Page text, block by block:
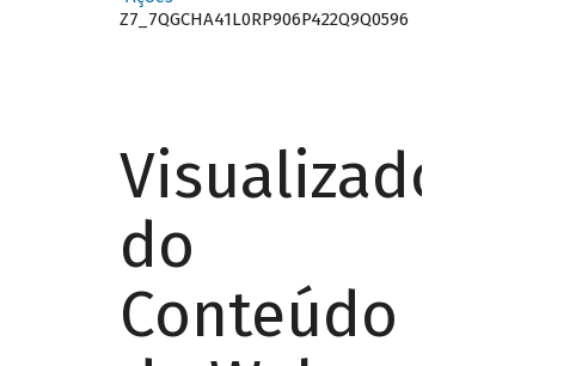
Z7_7QGCHA41L0RP906P422Q9Q0596
Visualizador
do
Conteúdo